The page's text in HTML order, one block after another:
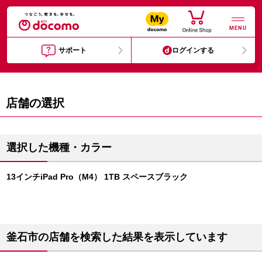
MENU
サポート ログインする
店舗の選択
選択した機種・カラー
13インチiPad Pro（M4） 1TB スペースブラック
釜石市の店舗を検索した結果を表示しています